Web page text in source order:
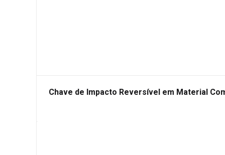
Chave de Impacto Reversível em Material